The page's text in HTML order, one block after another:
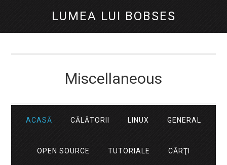
LUMEA LUI BOBSES
Miscellaneous
ACASĂ CĂLĂTORII LINUX GENERAL
OPEN SOURCE TUTORIALE CĂRŢI